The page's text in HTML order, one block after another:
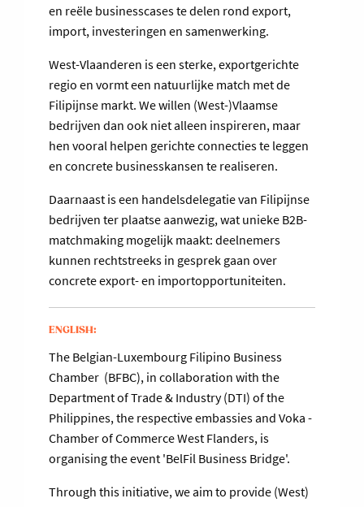
en reële businesscases te delen rond export,
import, investeringen en samenwerking.
West-Vlaanderen is een sterke, exportgerichte
regio en vormt een natuurlijke match met de
Filipijnse markt. We willen (West-)Vlaamse
bedrijven dan ook niet alleen inspireren, maar
hen vooral helpen gerichte connecties te leggen
en concrete businesskansen te realiseren.
Daarnaast is een handelsdelegatie van Filipijnse
bedrijven ter plaatse aanwezig, wat unieke B2B-
matchmaking mogelijk maakt: deelnemers
kunnen rechtstreeks in gesprek gaan over
concrete export- en importopportuniteiten.
ENGLISH:
The Belgian-Luxembourg Filipino Business
Chamber (BFBC), in collaboration with the
Department of Trade & Industry (DTI) of the
Philippines, the respective embassies and Voka -
Chamber of Commerce West Flanders, is
organising the event 'BelFil Business Bridge'.
Through this initiative, we aim to provide (West)